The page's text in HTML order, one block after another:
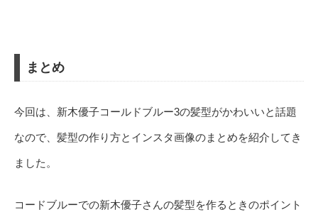
まとめ
今回は、新木優子コールドブルー3の髪型がかわいいと話題
なので、髪型の作り方とインスタ画像のまとめを紹介してき
ました。
コードブルーでの新木優子さんの髪型を作るときのポイント